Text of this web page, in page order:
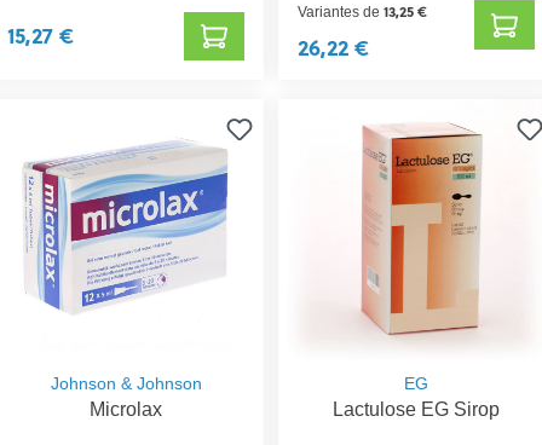
15,27 €
Variantes de13,25 €
26,22 €
Johnson & Johnson
Microlax
EG
Lactulose EG Sirop